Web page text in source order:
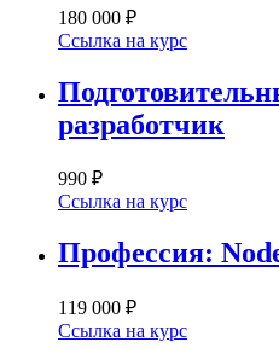
180 000 ₽
Ссылка на курс
разработчик
990 ₽
Ссылка на курс
Профессия:
119 000 ₽
Ссылка на курс